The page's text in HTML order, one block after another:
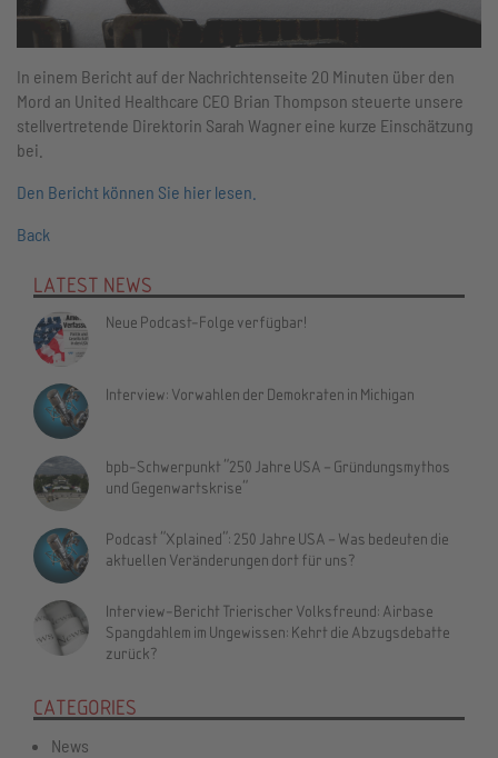
In einem Bericht auf der Nachrichtenseite 20 Minuten über den
Mord an United Healthcare CEO Brian Thompson steuerte unsere
stellvertretende Direktorin Sarah Wagner eine kurze Einschätzung
bei.
Den Bericht können Sie hier lesen.
Back
LATEST NEWS
Neue Podcast-Folge verfügbar!
Interview: Vorwahlen der Demokraten in Michigan
bpb-Schwerpunkt "250 Jahre USA – Gründungsmythos
und Gegenwartskrise"
Podcast "Xplained": 250 Jahre USA – Was bedeuten die
aktuellen Veränderungen dort für uns?
Interview-Bericht Trierischer Volksfreund: Airbase
Spangdahlem im Ungewissen: Kehrt die Abzugsdebatte
zurück?
CATEGORIES
News